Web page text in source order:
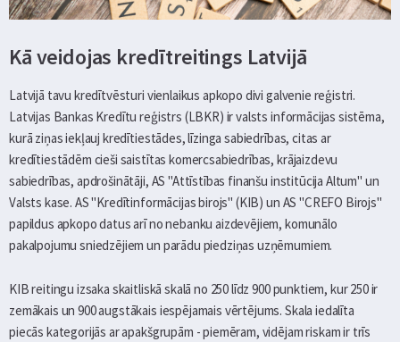
Kā veidojas kredītreitings Latvijā
Latvijā tavu kredītvēsturi vienlaikus apkopo divi galvenie reģistri.
Latvijas Bankas Kredītu reģistrs (LBKR) ir valsts informācijas sistēma,
kurā ziņas iekļauj kredītiestādes, līzinga sabiedrības, citas ar
kredītiestādēm cieši saistītas komercsabiedrības, krājaizdevu
sabiedrības, apdrošinātāji, AS "Attīstības finanšu institūcija Altum" un
Valsts kase. AS "Kredītinformācijas birojs" (KIB) un AS "CREFO Birojs"
papildus apkopo datus arī no nebanku aizdevējiem, komunālo
pakalpojumu sniedzējiem un parādu piedziņas uzņēmumiem.
KIB reitingu izsaka skaitliskā skalā no 250 līdz 900 punktiem, kur 250 ir
zemākais un 900 augstākais iespējamais vērtējums. Skala iedalīta
piecās kategorijās ar apakšgrupām - piemēram, vidējam riskam ir trīs